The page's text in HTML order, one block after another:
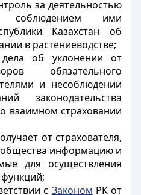
за деятельностью
соблюдением ими
Казахстан об
в растениеводстве;
дела об уклонении от
обязательного
и несоблюдении
законодательства
взаимном страховании
от страхователя,
общества информацию и
для осуществления
с Законом РК от